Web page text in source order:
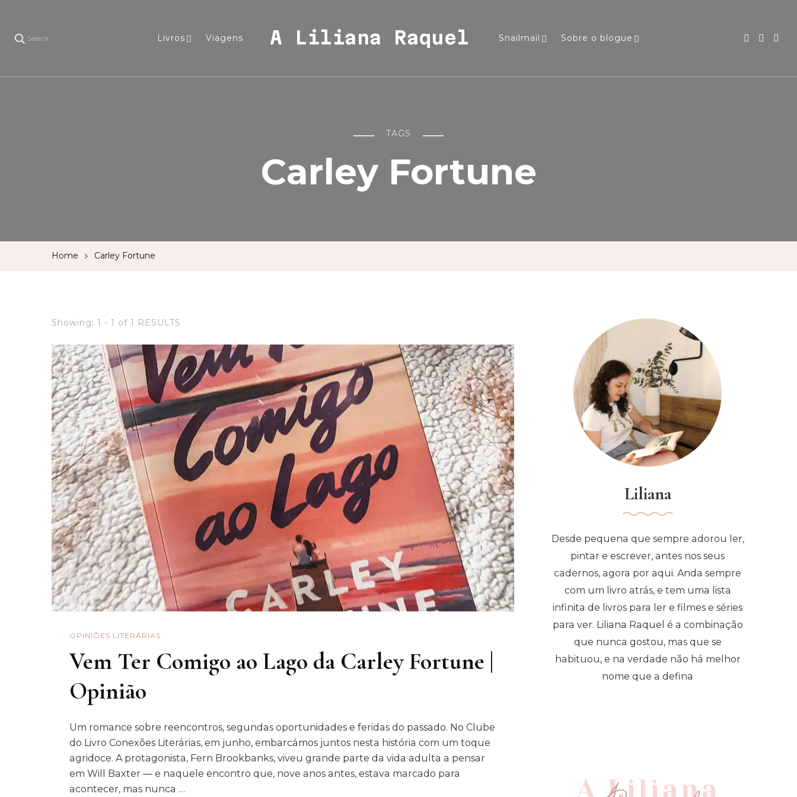
Search Livros Viagens A Liliana Raquel Snailmail Sobre o blogue
TAGS
Carley Fortune
Home Carley Fortune
Showing: 1 - 1 of 1 RESULTS
OPINIÕES LITERÁRIAS
Vem Ter Comigo ao Lago da Carley Fortune |
Opinião
Um romance sobre reencontros, segundas oportunidades e feridas do passado. No Clube
do Livro Conexões Literárias, em junho, embarcámos juntos nesta história com um toque
agridoce. A protagonista, Fern Brookbanks, viveu grande parte da vida adulta a pensar
em Will Baxter — e naquele encontro que, nove anos antes, estava marcado para
acontecer, mas nunca …
Liliana
Desde pequena que sempre adorou ler,
pintar e escrever, antes nos seus
cadernos, agora por aqui. Anda sempre
com um livro atrás, e tem uma lista
infinita de livros para ler e filmes e séries
para ver. Liliana Raquel é a combinação
que nunca gostou, mas que se
habituou, e na verdade não há melhor
nome que a defina